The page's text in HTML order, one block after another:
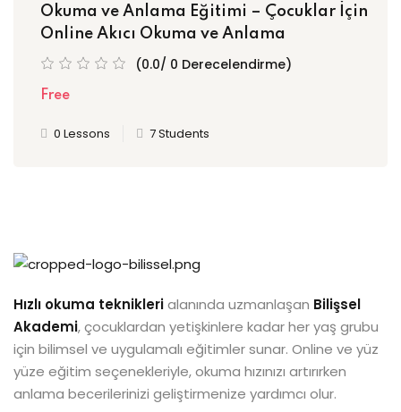
Okuma ve Anlama Eğitimi – Çocuklar İçin
Online Akıcı Okuma ve Anlama
(0.0/ 0 Derecelendirme)
Free
0 Lessons 7 Students
Hızlı okuma tekniklerialanında uzmanlaşan Bilişsel
Akademi, çocuklardan yetişkinlere kadar her yaş grubu
için bilimsel ve uygulamalı eğitimler sunar. Online ve yüz
yüze eğitim seçenekleriyle, okuma hızınızı artırırken
anlama becerilerinizi geliştirmenize yardımcı olur.